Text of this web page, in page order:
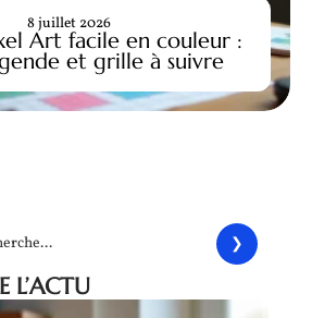
Art facile en couleur :
et grille à suivre
8 juillet 2026